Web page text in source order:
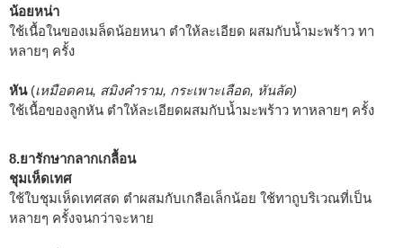
น้อยหน่า
ใช้เนื้อในของเมล็ดน้อยหนา ตำให้ละเอียด ผสมกับน้ำมะพร้าว ทา
หลายๆ ครั้ง
หัน(เหมือดคน, สมิงคำราม, กระเพาะเลือด, หันลัด)
ใช้เนื้อของลูกหัน ตำให้ละเอียดผสมกับน้ำมะพร้าว ทาหลายๆ ครั้ง
8.ยารักษากลากเกลื้อน
ชุมเห็ดเทศ
ใช้ใบชุมเห็ดเทศสด ตำผสมกับเกลือเล็กน้อย ใช้ทาถูบริเวณที่เป็น
หลายๆ ครั้งจนกว่าจะหาย